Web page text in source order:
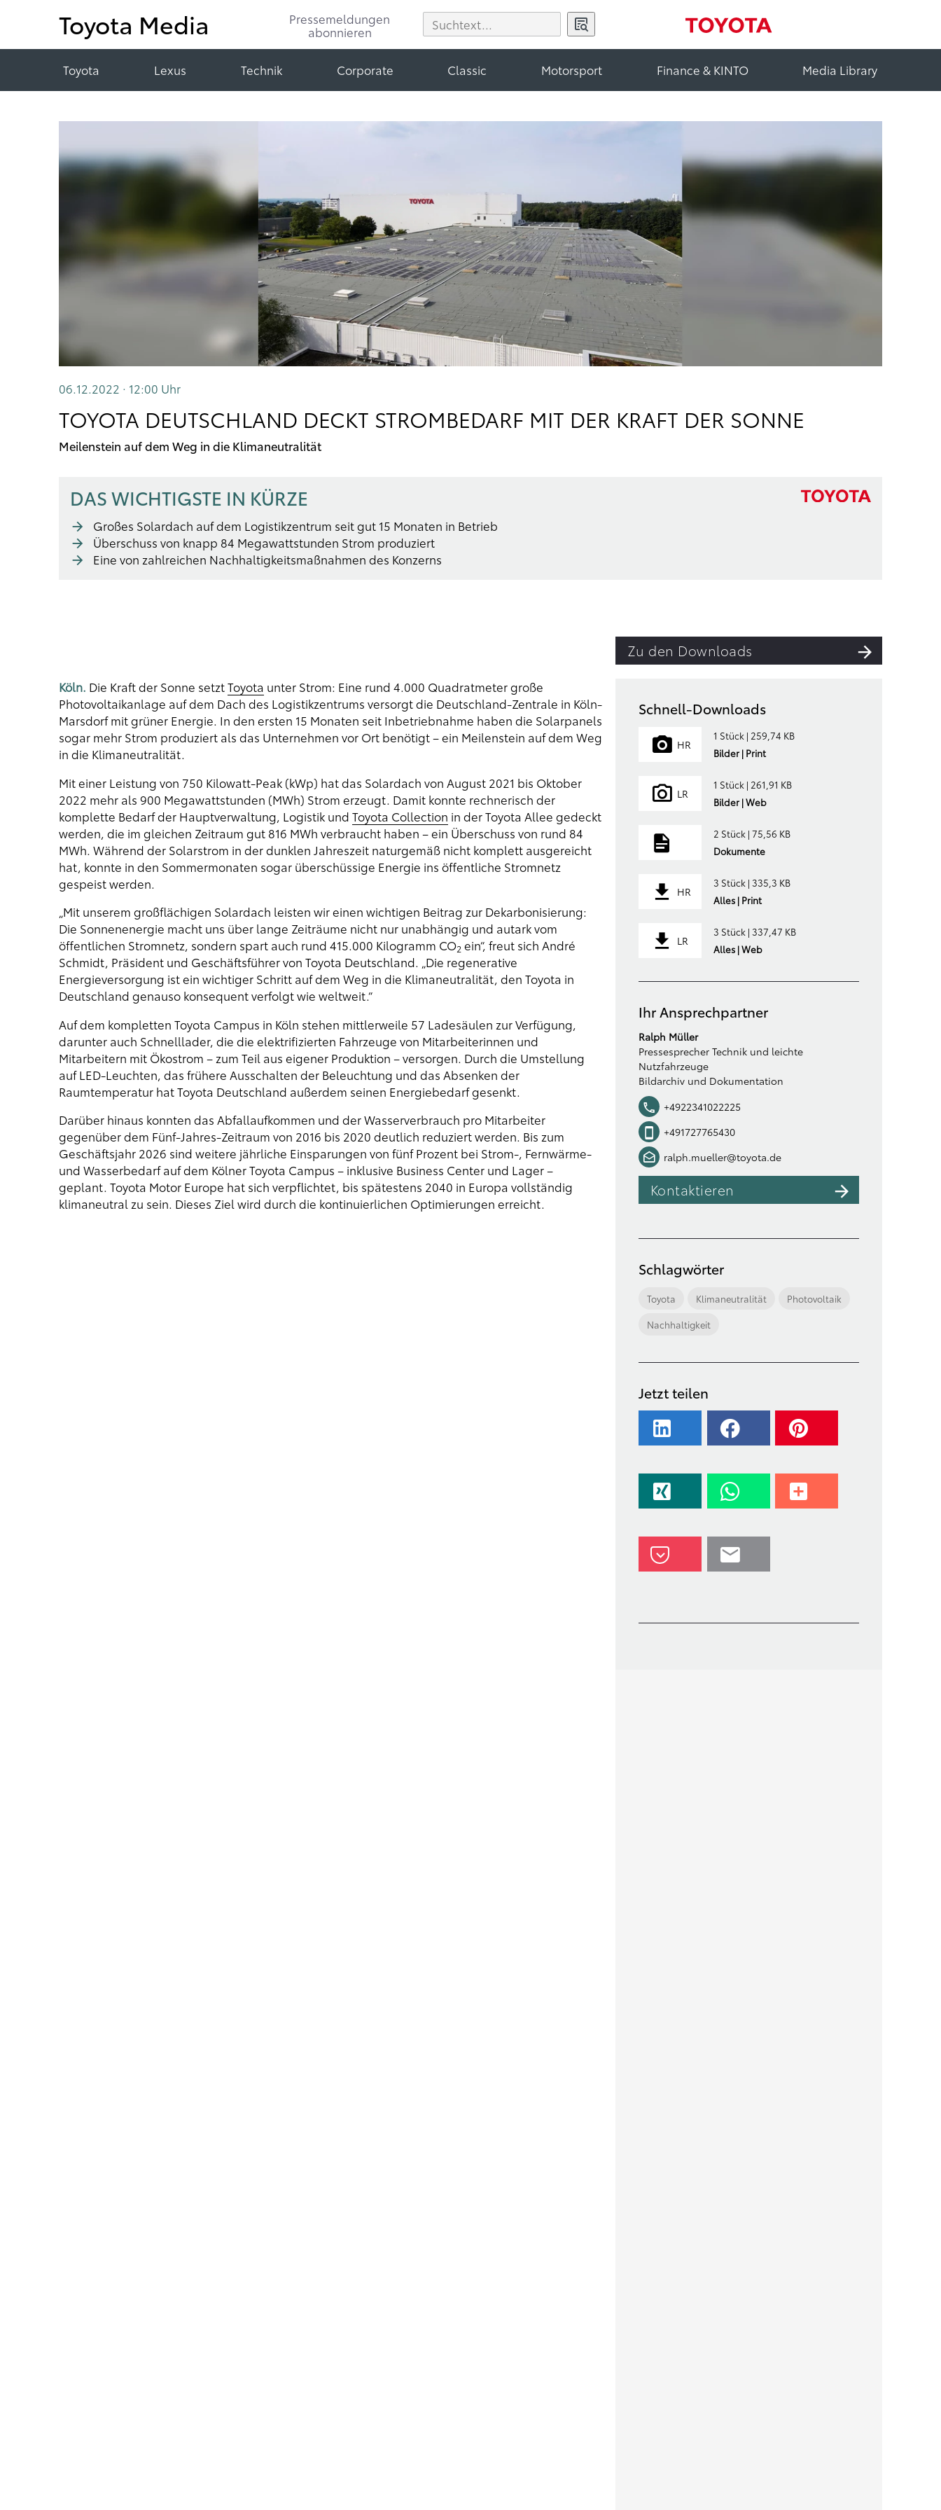
Toyota Media
Pressemeldungen
abonnieren
Toyota Lexus Technik Corporate Classic Motorsport Finance & KINTO Media Library
06.12.2022 · 12:00 Uhr
TOYOTA DEUTSCHLAND DECKT STROMBEDARF MIT DER KRAFT DER SONNE
Meilenstein auf dem Weg in die Klimaneutralität
DAS WICHTIGSTE IN KÜRZE
Großes Solardach auf dem Logistikzentrum seit gut 15 Monaten in Betrieb
Überschuss von knapp 84 Megawattstunden Strom produziert
Eine von zahlreichen Nachhaltigkeitsmaßnahmen des Konzerns
Zu den Downloads
Köln. Die Kraft der Sonne setztToyota unter Strom: Eine rund 4.000 Quadratmeter große
Photovoltaikanlage auf dem Dach des Logistikzentrums versorgt die Deutschland-Zentrale in Köln-
Marsdorf mit grüner Energie. In den ersten 15 Monaten seit Inbetriebnahme haben die Solarpanels
sogar mehr Strom produziert als das Unternehmen vor Ort benötigt – ein Meilenstein auf dem Weg
in die Klimaneutralität.
Mit einer Leistung von 750 Kilowatt-Peak (kWp) hat das Solardach von August 2021 bis Oktober
2022 mehr als 900 Megawattstunden (MWh) Strom erzeugt. Damit konnte rechnerisch der
komplette Bedarf der Hauptverwaltung, Logistik und Toyota Collection in der Toyota Allee gedeckt
werden, die im gleichen Zeitraum gut 816 MWh verbraucht haben – ein Überschuss von rund 84
MWh. Während der Solarstrom in der dunklen Jahreszeit naturgemäß nicht komplett ausgereicht
hat, konnte in den Sommermonaten sogar überschüssige Energie ins öffentliche Stromnetz
gespeist werden.
„Mit unserem großflächigen Solardach leisten wir einen wichtigen Beitrag zur Dekarbonisierung:
Die Sonnenenergie macht uns über lange Zeiträume nicht nur unabhängig und autark vom
öffentlichen Stromnetz, sondern spart auch rund 415.000 Kilogramm CO2 ein“, freut sich André
Schmidt, Präsident und Geschäftsführer von Toyota Deutschland. „Die regenerative
Energieversorgung ist ein wichtiger Schritt auf dem Weg in die Klimaneutralität, den Toyota in
Deutschland genauso konsequent verfolgt wie weltweit.“
Auf dem kompletten Toyota Campus in Köln stehen mittlerweile 57 Ladesäulen zur Verfügung,
darunter auch Schnelllader, die die elektrifizierten Fahrzeuge von Mitarbeiterinnen und
Mitarbeitern mit Ökostrom – zum Teil aus eigener Produktion – versorgen. Durch die Umstellung
auf LED-Leuchten, das frühere Ausschalten der Beleuchtung und das Absenken der
Raumtemperatur hat Toyota Deutschland außerdem seinen Energiebedarf gesenkt.
Darüber hinaus konnten das Abfallaufkommen und der Wasserverbrauch pro Mitarbeiter
gegenüber dem Fünf-Jahres-Zeitraum von 2016 bis 2020 deutlich reduziert werden. Bis zum
Geschäftsjahr 2026 sind weitere jährliche Einsparungen von fünf Prozent bei Strom-, Fernwärme-
und Wasserbedarf auf dem Kölner Toyota Campus – inklusive Business Center und Lager –
geplant. Toyota Motor Europe hat sich verpflichtet, bis spätestens 2040 in Europa vollständig
klimaneutral zu sein. Dieses Ziel wird durch die kontinuierlichen Optimierungen erreicht.
Schnell-Downloads
HR
1 Stück | 259,74 KB
Bilder | Print
LR
1 Stück | 261,91 KB
Bilder | Web
2 Stück | 75,56 KB
Dokumente
HR
3 Stück | 335,3 KB
Alles | Print
LR
3 Stück | 337,47 KB
Alles | Web
Ihr Ansprechpartner
Ralph Müller
Pressesprecher Technik und leichte
Nutzfahrzeuge
Bildarchiv und Dokumentation
+4922341022225
+491727765430
ralph.mueller@toyota.de
Kontaktieren
Schlagwörter
Toyota Klimaneutralität Photovoltaik
Nachhaltigkeit
Jetzt teilen